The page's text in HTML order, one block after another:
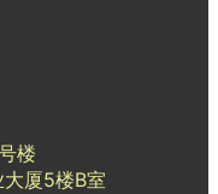
楼
厦5楼B室